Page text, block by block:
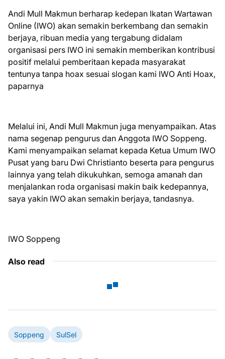
Andi Mull Makmun berharap kedepan Ikatan Wartawan
Online (IWO) akan semakin berkembang dan semakin
berjaya, ribuan media yang tergabung didalam
organisasi pers IWO ini semakin memberikan kontribusi
positif melalui pemberitaan kepada masyarakat
tentunya tanpa hoax sesuai slogan kami IWO Anti Hoax,
paparnya
Melalui ini, Andi Mull Makmun juga menyampaikan. Atas
nama segenap pengurus dan Anggota IWO Soppeng.
Kami menyampaikan selamat kepada Ketua Umum IWO
Pusat yang baru Dwi Christianto beserta para pengurus
lainnya yang telah dikukuhkan, semoga amanah dan
menjalankan roda organisasi makin baik kedepannya,
saya yakin IWO akan semakin berjaya, tandasnya.
IWO Soppeng
Also read
Soppeng SulSel